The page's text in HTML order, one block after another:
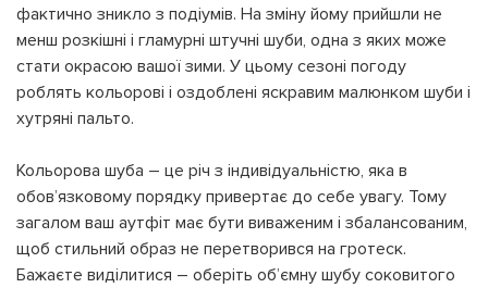
фактично зникло з подіумів. На зміну йому прийшли не
менш розкішні і гламурні штучні шуби, одна з яких може
стати окрасою вашої зими. У цьому сезоні погоду
роблять кольорові і оздоблені яскравим малюнком шуби і
хутряні пальто.
Кольорова шуба – це річ з індивідуальністю, яка в
обов’язковому порядку привертає до себе увагу. Тому
загалом ваш аутфіт має бути виваженим і збалансованим,
щоб стильний образ не перетворився на гротеск.
Бажаєте виділитися – оберіть об’ємну шубу соковитого